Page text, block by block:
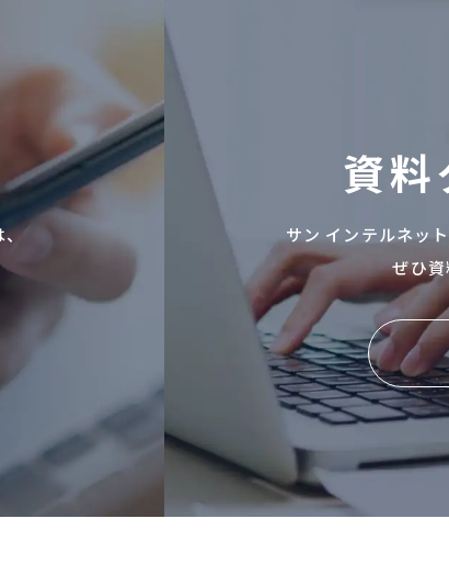
資
サン インテルネッ
ぜひ資